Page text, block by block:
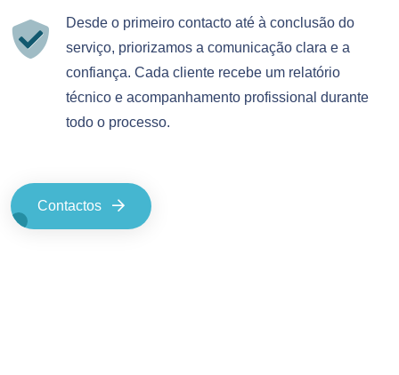
Desde o primeiro contacto até à conclusão do
serviço, priorizamos a comunicação clara e a
confiança. Cada cliente recebe um relatório
técnico e acompanhamento profissional durante
todo o processo.
Contactos